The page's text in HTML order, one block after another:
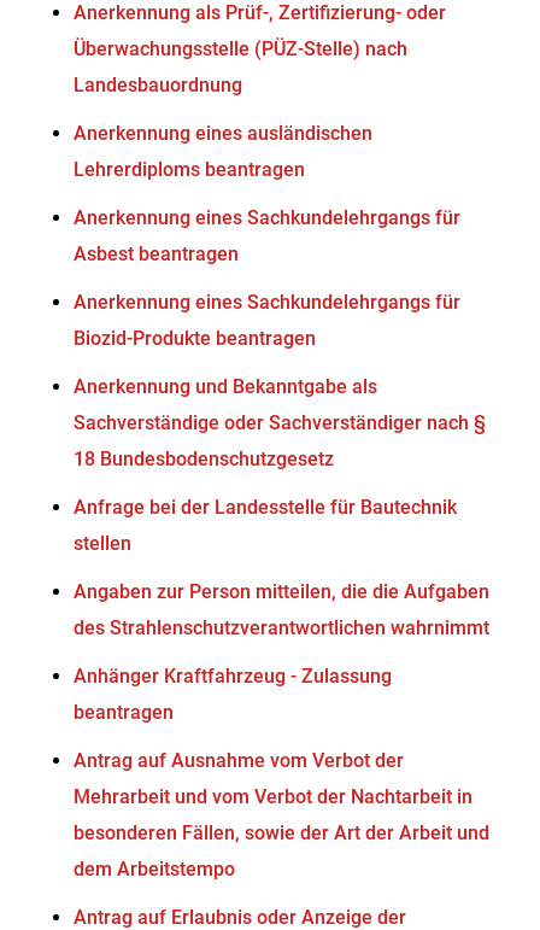
Anerkennung als Prüf-, Zertifizierung- oder
Überwachungsstelle (PÜZ-Stelle) nach
Landesbauordnung
Anerkennung eines ausländischen
Lehrerdiploms beantragen
Anerkennung eines Sachkundelehrgangs für
Asbest beantragen
Anerkennung eines Sachkundelehrgangs für
Biozid-Produkte beantragen
Anerkennung und Bekanntgabe als
Sachverständige oder Sachverständiger nach §
18 Bundesbodenschutzgesetz
Anfrage bei der Landesstelle für Bautechnik
stellen
Angaben zur Person mitteilen, die die Aufgaben
des Strahlenschutzverantwortlichen wahrnimmt
Anhänger Kraftfahrzeug - Zulassung
beantragen
Antrag auf Ausnahme vom Verbot der
Mehrarbeit und vom Verbot der Nachtarbeit in
besonderen Fällen, sowie der Art der Arbeit und
dem Arbeitstempo
Antrag auf Erlaubnis oder Anzeige der